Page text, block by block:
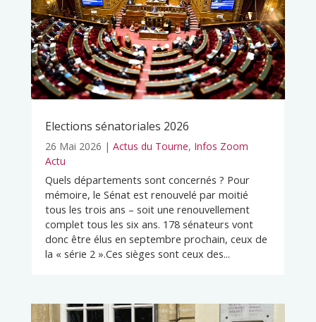
Elections sénatoriales 2026
26 Mai 2026 | Actus du Tourne, Infos Zoom
Actu
Quels départements sont concernés ? Pour
mémoire, le Sénat est renouvelé par moitié
tous les trois ans – soit une renouvellement
complet tous les six ans. 178 sénateurs vont
donc être élus en septembre prochain, ceux de
la « série 2 ».Ces sièges sont ceux des...